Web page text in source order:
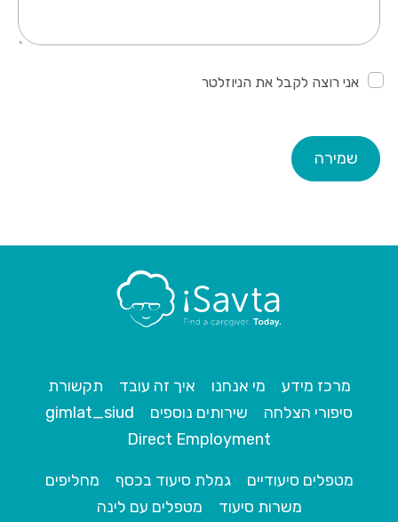
אני רוצה לקבל את הניוזלטר
שמירה
מרכז מידע מי אנחנו איך זה עובד
תקשורת
סיפורי הצלחה
שירותים נוספים
gimlat_siud
Direct Employment
מטפלים סיעודיים גמלת סיעוד בכסף
מחליפים
משרות סיעוד
מטפלים עם לינה